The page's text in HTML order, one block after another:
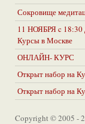
Сокровище
11 НОЯБРЯ c 18:30
Курсы в Москве
ОНЛАЙН- КУРС
Открыт набор на
Открыт набор на
Copyright © 2005 -